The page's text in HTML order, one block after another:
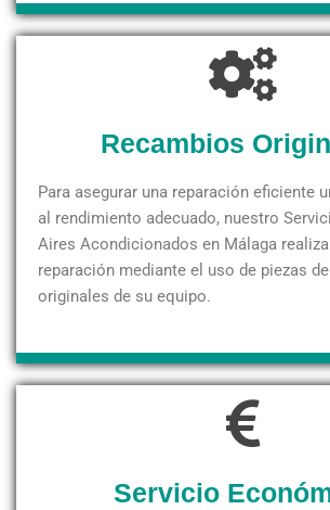
Recambios
Para asegurar una reparación eficiente
al rendimiento adecuado, nuestro
Aires Acondicionados en Málaga
reparación mediante el uso de piezas
originales de su equipo.
Servicio